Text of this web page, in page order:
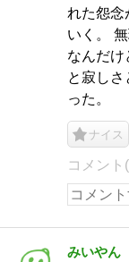
れた怨念
いく。
なんだけ
と寂し
った。
ナイス
コメント
みいやん